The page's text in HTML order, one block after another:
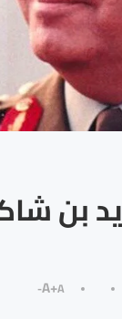
زيد
A+A-